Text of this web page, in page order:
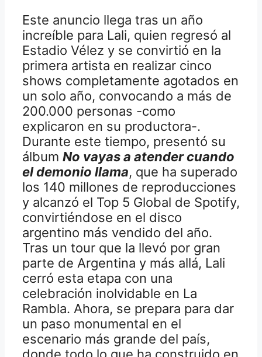
Este anuncio llega tras un año
increíble para Lali, quien regresó al
Estadio Vélez y se convirtió en la
primera artista en realizar cinco
shows completamente agotados en
un solo año, convocando a más de
200.000 personas -como
explicaron en su productora-.
Durante este tiempo, presentó su
álbum No vayas a atender cuando
el demonio llama, que ha superado
los 140 millones de reproducciones
y alcanzó el Top 5 Global de Spotify,
convirtiéndose en el disco
argentino más vendido del año.
Tras un tour que la llevó por gran
parte de Argentina y más allá, Lali
cerró esta etapa con una
celebración inolvidable en La
Rambla. Ahora, se prepara para dar
un paso monumental en el
escenario más grande del país,
donde todo lo que ha construido en